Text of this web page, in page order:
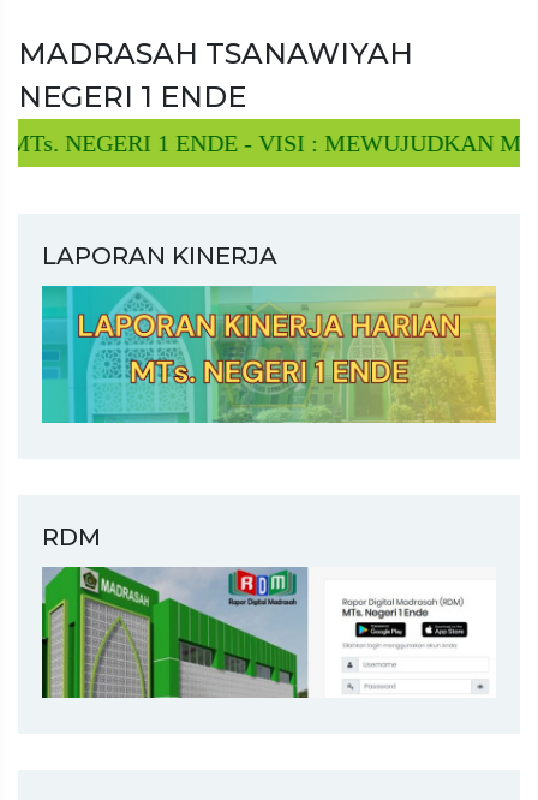
MADRASAH TSANAWIYAH
NEGERI 1 ENDE
NEGERI 1 ENDE - VISI : MEWUJUDKAN MTs
LAPORAN KINERJA
RDM